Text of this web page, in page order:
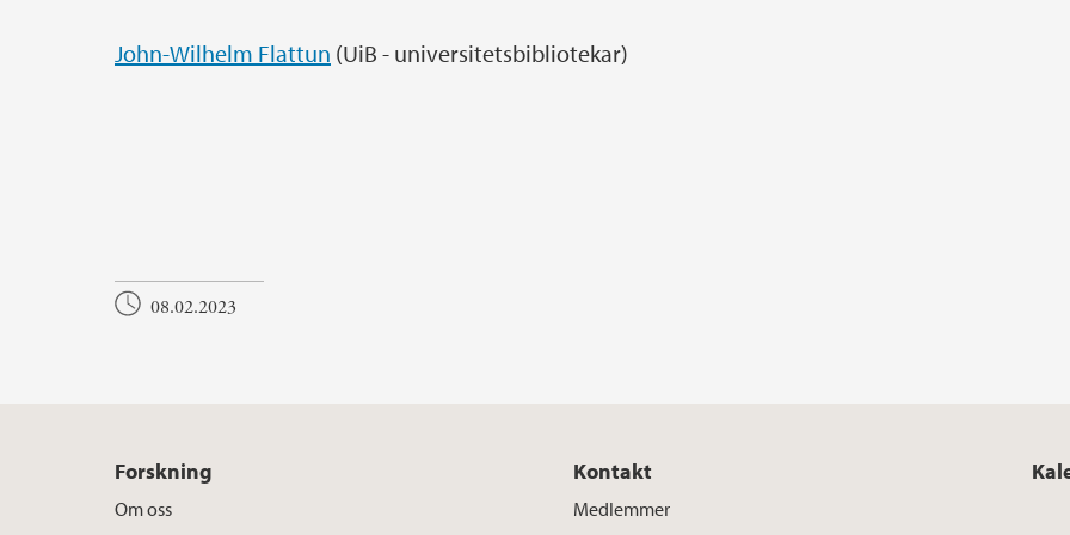
John-Wilhelm Flattun (UiB - universitetsbibliotekar)
08.02.2023
Forskning
Om oss
Kontakt
Medlemmer